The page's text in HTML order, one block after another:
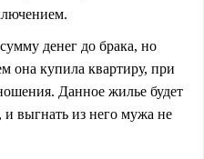
денег до брака, но
она купила квартиру, при
Данное жилье будет
выгнать из него мужа не